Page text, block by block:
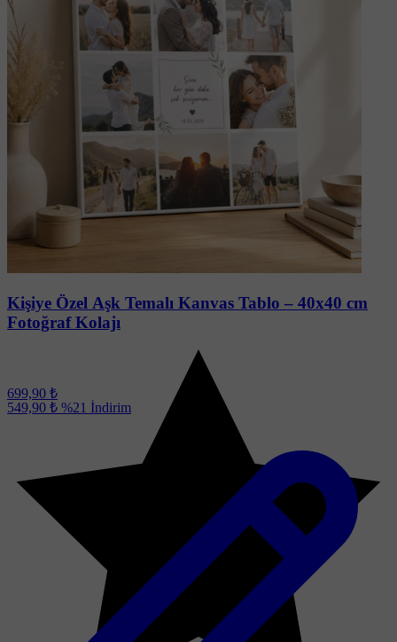
Kişiye Özel Aşk Temalı Kanvas Tablo – 40x40 cm
Fotoğraf Kolajı
699,90 ₺
549,90 ₺ %21 İndirim